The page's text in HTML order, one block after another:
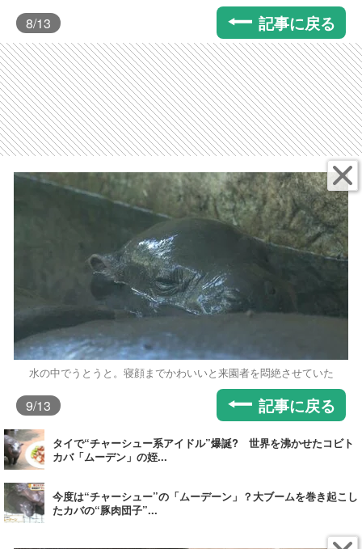
8/13 記事に戻る
水の中でうとうと。寝顔までかわいいと来園者を悶絶させていた
9/13 記事に戻る
タイで“チャーシュー系アイドル”爆誕? 世界を沸かせたコビト
カバ「ムーデン」の姪...
今度は“チャーシュー”の「ムーデーン」？大ブームを巻き起こし
たカバの“豚肉団子”...